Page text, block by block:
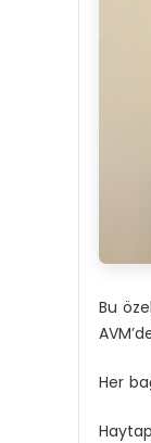
Bu özel
AVM’
Her ba